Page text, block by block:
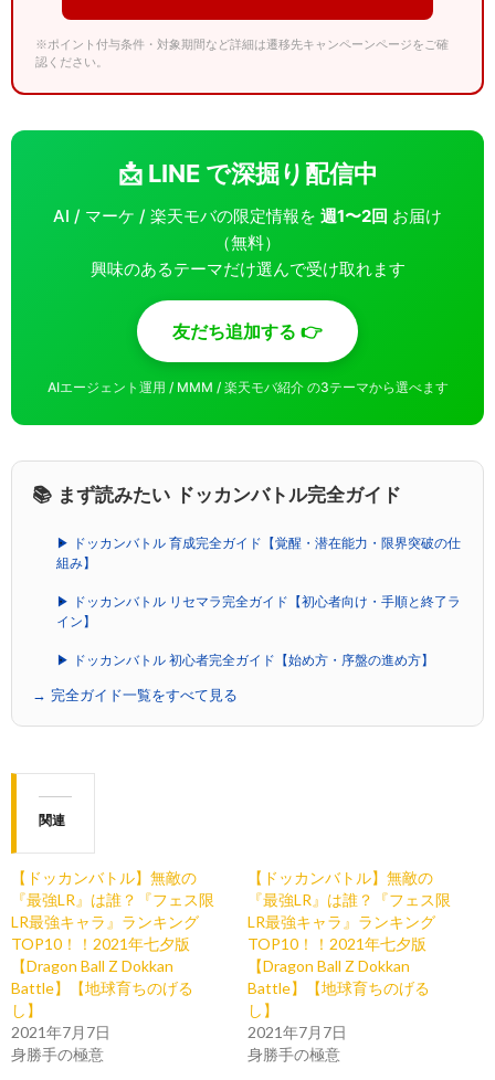
※ポイント付与条件・対象期間など詳細は遷移先キャンペーンページをご確
認ください。
📩 LINE で深掘り配信中
AI / マーケ / 楽天モバの限定情報を 週1〜2回 お届け
（無料）
興味のあるテーマだけ選んで受け取れます
友だち追加する 👉
AIエージェント運用 / MMM / 楽天モバ紹介 の3テーマから選べます
📚 まず読みたい ドッカンバトル完全ガイド
▶ ドッカンバトル 育成完全ガイド【覚醒・潜在能力・限界突破の仕
組み】
▶ ドッカンバトル リセマラ完全ガイド【初心者向け・手順と終了ラ
イン】
▶ ドッカンバトル 初心者完全ガイド【始め方・序盤の進め方】
→ 完全ガイド一覧をすべて見る
関連
【ドッカンバトル】無敵の
『最強LR』は誰？『フェス限
LR最強キャラ』ランキング
TOP10！！2021年七夕版
【Dragon Ball Z Dokkan
Battle】【地球育ちのげる
し】
2021年7月7日
身勝手の極意
【ドッカンバトル】無敵の
『最強LR』は誰？『フェス限
LR最強キャラ』ランキング
TOP10！！2021年七夕版
【Dragon Ball Z Dokkan
Battle】【地球育ちのげる
し】
2021年7月7日
身勝手の極意